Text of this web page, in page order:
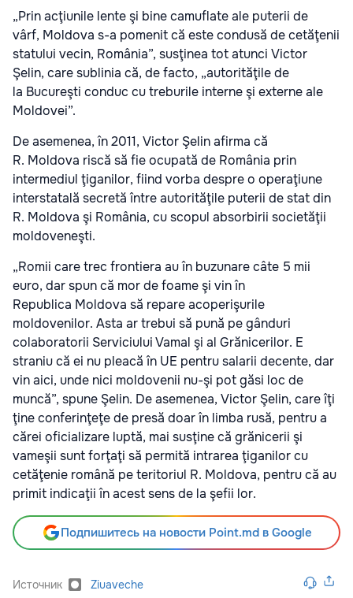
„Prin acţiunile lente şi bine camuflate ale puterii de
vârf, Moldova s-a pomenit că este condusă de cetăţenii
statului vecin, România”, susţinea tot atunci Victor
Şelin, care sublinia că, de facto, „autorităţile de
la Bucureşti conduc cu treburile interne şi externe ale
Moldovei”.
De asemenea, în 2011, Victor Şelin afirma că
R. Moldova riscă să fie ocupată de România prin
intermediul ţiganilor, fiind vorba despre o operaţiune
interstatală secretă între autorităţile puterii de stat din
R. Moldova şi România, cu scopul absorbirii societăţii
moldoveneşti.
„Romii care trec frontiera au în buzunare câte 5 mii
euro, dar spun că mor de foame şi vin în
Republica Moldova să repare acoperişurile
moldovenilor. Asta ar trebui să pună pe gânduri
colaboratorii Serviciului Vamal şi al Grănicerilor. E
straniu că ei nu pleacă în UE pentru salarii decente, dar
vin aici, unde nici moldovenii nu-şi pot găsi loc de
muncă”, spune Şelin. De asemenea, Victor Şelin, care îţi
ţine conferinţeţe de presă doar în limba rusă, pentru a
cărei oficializare luptă, mai susţine că grănicerii şi
vameşii sunt forţaţi să permită intrarea ţiganilor cu
cetăţenie română pe teritoriul R. Moldova, pentru că au
primit indicaţii în acest sens de la şefii lor.
Подпишитесь на новости Point.md в Google
Источник Ziuaveche